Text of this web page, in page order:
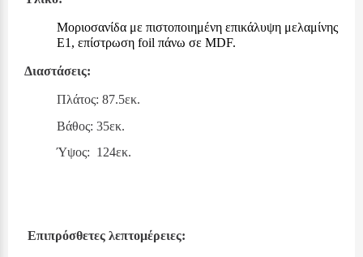
Μοριοσανίδα με πιστοποιημένη επικάλυψη μελαμίνης
Ε1, επίστρωση foil πάνω σε MDF.
Διαστάσεις:
Πλάτος: 87.5εκ.
Βάθος: 35εκ.
Ύψος: 124εκ.
Επιπρόσθετες λεπτομέρειες: